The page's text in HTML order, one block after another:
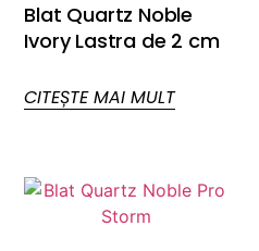
Blat Quartz Noble
Ivory Lastra de 2 cm
CITEȘTE MAI MULT